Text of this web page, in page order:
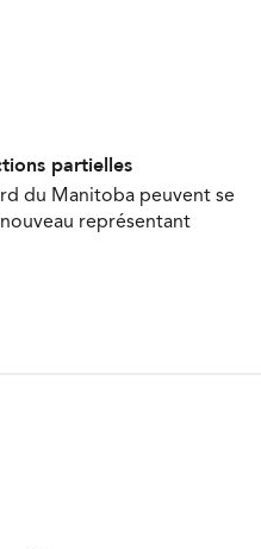
partielles
du Manitoba peuvent se
représentant